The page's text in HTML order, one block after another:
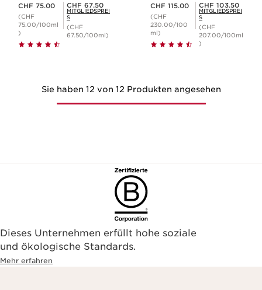
CHF 75.00
(CHF
75.00/100ml
)
Mitgliederpreis CHF 67.50
CHF 67.50
MITGLIEDSPREI
S
(CHF
67.50/100ml)
CHF 115.00
(CHF
230.00/100
ml)
Mitgliederpreis CHF 103.50
CHF 103.50
MITGLIEDSPREI
S
(CHF
207.00/100ml
)
Sie haben 12 von 12 Produkten angesehen
Dieses Unternehmen erfüllt hohe soziale
und ökologische Standards.
Mehr erfahren